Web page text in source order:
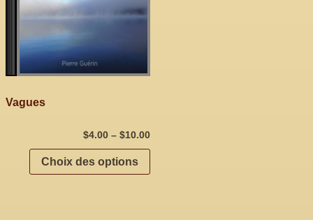
Vagues
$4.00 –$10.00
Choix des options